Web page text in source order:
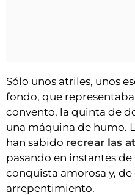
Sólo unos atriles, unos
fondo, que
convento, la quinta de
una máquina de humo.
han sabido recrear las
pasando en instantes
conquista amorosa y, de
arrepentimiento.